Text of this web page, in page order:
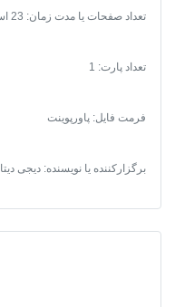
تعداد صفحات یا مدت زمان: 23 اسلاید
تعداد پارت: 1
فرمت فایل: پاورپوینت
برگزارکننده یا نویسنده: دیجی دیتا